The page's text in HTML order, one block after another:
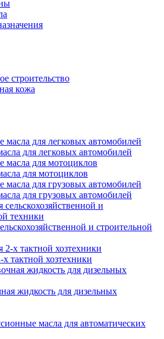
строительство
кожа
для легковых автомобилей
для мотоциклов
для грузовых автомобилей
и строительной
тактной хозтехники
жидкость для дизельных